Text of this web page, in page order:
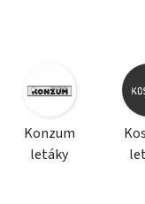
Konzum
letáky